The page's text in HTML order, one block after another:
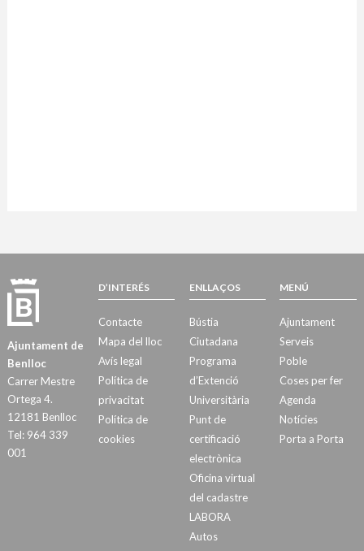
Ajuntament de
Benlloc
Carrer Mestre
Ortega 4.
12181 Benlloc
Tel: 964 339
001
D’INTERÉS
Contacte
Mapa del lloc
Avís legal
Política de
privacitat
Política de
cookies
ENLLAÇOS
Bústia
Ciutadana
Programa
d’Extenció
Universitària
Punt de
certificació
electrònica
Oficina virtual
del cadastre
LABORA
Autos
MENÚ
Ajuntament
Serveis
Poble
Coses per fer
Agenda
Notícies
Porta a Porta